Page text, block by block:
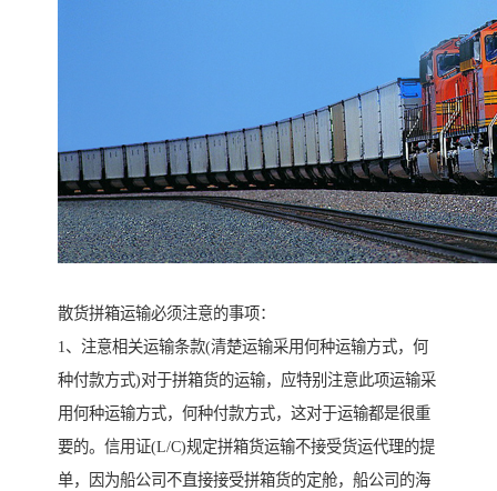
散货拼箱运输必须注意的事项：
1、注意相关运输条款(清楚运输采用何种运输方式，何
种付款方式)对于拼箱货的运输，应特别注意此项运输采
用何种运输方式，何种付款方式，这对于运输都是很重
要的。信用证(L/C)规定拼箱货运输不接受货运代理的提
单，因为船公司不直接接受拼箱货的定舱，船公司的海